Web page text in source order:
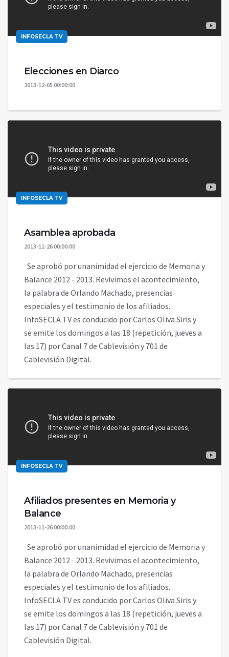
INFOSECLA TV
Elecciones en Diarco
2013-12-05 00:00:00
INFOSECLA TV
Asamblea aprobada
2013-11-26 00:00:00
Se aprobó por unanimidad el ejercicio de Memoria y
Balance 2012 - 2013. Revivimos el acontecimiento,
la palabra de Orlando Machado, presencias
especiales y el testimonio de los afiliados.
InfoSECLA TV es conducido por Carlos Oliva Siris y
se emite los domingos a las 18 (repetición, jueves a
las 17) por Canal 7 de Cablevisión y 701 de
Cablevisión Digital.
INFOSECLA TV
Afiliados presentes en Memoria y
Balance
2013-11-26 00:00:00
Se aprobó por unanimidad el ejercicio de Memoria y
Balance 2012 - 2013. Revivimos el acontecimiento,
la palabra de Orlando Machado, presencias
especiales y el testimonio de los afiliados.
InfoSECLA TV es conducido por Carlos Oliva Siris y
se emite los domingos a las 18 (repetición, jueves a
las 17) por Canal 7 de Cablevisión y 701 de
Cablevisión Digital.